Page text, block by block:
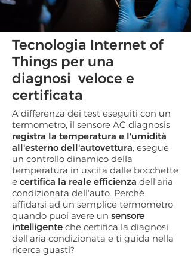
Tecnologia Internet of
Things per una
diagnosi veloce e
certificata
A differenza dei test eseguiti con un
termometro, il sensore AC diagnosis
registra la temperatura e l'umidità
all'esterno dell'autovettura, esegue
un controllo dinamico della
temperatura in uscita dalle bocchette
e certifica la reale efficienza dell'aria
condizionata dell'auto. Perchè
affidarsi ad un semplice termometro
quando puoi avere un sensore
intelligente che certifica la diagnosi
dell'aria condizionata e ti guida nella
ricerca guasti?